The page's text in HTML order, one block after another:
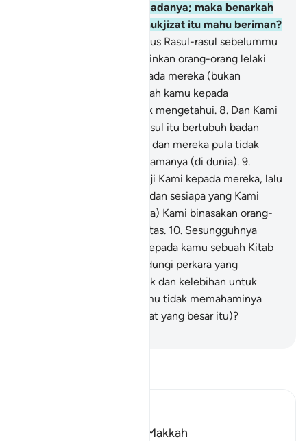
Which was revealed in Makkah
mukjizat yang diberi kepadanya; maka benarkah
mereka yang meminta mukjizat itu mahu beriman?
Dan Kami tidak mengutus Rasul-rasul sebelummu
(wahai Muhammad) melainkan orang-orang lelaki
yang Kami wahyukan kepada mereka (bukan
malaikat); maka bertanyalah kamu kepada
AhluzZikri" jika kamu tidak mengetahui. 8. Dan Kami
tidak menjadikan Rasul-rasul itu bertubuh badan
yang tidak makan minum, dan mereka pula tidak
akan kekal hidup selama-lamanya (di dunia). 9.
Kemudian Kami tepati janji Kami kepada mereka, lalu
Kami selamatkan mereka dan sesiapa yang Kami
kehendaki, dan (sebaliknya) Kami binasakan orang-
orang yang melampaui batas. 10. Sesungguhnya
Kami telah menurunkan kepada kamu sebuah Kitab
(Al-Quran) yang mengandungi perkara yang
menimbulkan sebutan baik dan kelebihan untuk
kamu, maka mengapa kamu tidak memahaminya
(dan bersyukur akan nikmat yang besar itu)?